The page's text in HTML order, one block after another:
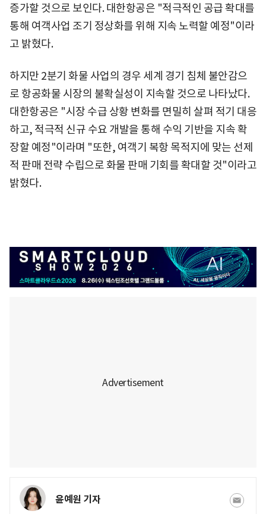
증가할 것으로 보인다. 대한항공은 "적극적인 공급 확대를
통해 여객사업 조기 정상화를 위해 지속 노력할 예정"이라
고 밝혔다.
하지만 2분기 화물 사업의 경우 세계 경기 침체 불안감으
로 항공화물 시장의 불확실성이 지속할 것으로 나타났다.
대한항공은 "시장 수급 상황 변화를 면밀히 살펴 적기 대응
하고, 적극적 신규 수요 개발을 통해 수익 기반을 지속 확
장할 예정"이라며 "또한, 여객기 복항 목적지에 맞는 선제
적 판매 전략 수립으로 화물 판매 기회를 확대할 것"이라고
밝혔다.
윤예원 기자